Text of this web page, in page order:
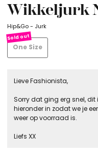
Wikkeljurk
Hip&Go - Jurk
One Size
Lieve Fashionista,
Sorry dat ging erg snel, dit
hieronder in zodat we je
weer op voorraad is.
Liefs XX